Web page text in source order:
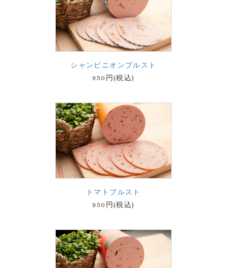
シャンピニオンブルスト
950円(税込)
トマトブルスト
950円(税込)